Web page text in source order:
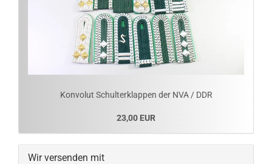
Konvolut Schulterklappen der NVA / DDR
23,00 EUR
Wir versenden mit